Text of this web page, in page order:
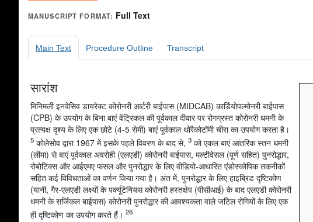
MANUSCRIPT FORMAT: Full Text
Main Text Procedure Outline Transcript
सारांश
मिनिमली इनवेसिव डायरेक्ट कोरोनरी आर्टरी बाईपास (MIDCAB) कार्डियोपल्मोनरी बाईपास
(CPB) के उपयोग के बिना बाएं वेंट्रिकल की पूर्वकाल दीवार पर रोगग्रस्त कोरोनरी धमनी के
प्रत्यक्ष दृश्य के लिए एक छोटे (4-5 सेमी) बाएं पूर्वकाल थोरैकोटॉमी चीरा का उपयोग करता है।
5 कोलेसोव द्वारा 1967 में इसके पहले विवरण के बाद से, 3 को एकल बाएं आंतरिक स्तन धमनी
(लीमा) से बाएं पूर्वकाल अवरोही (एलएडी) कोरोनरी बाईपास, मल्टीवेसल (पूर्ण सहित) पुनरोद्धार,
रोबोटिक्स और आईएमए फसल और पुनरोद्धार के लिए वीडियो-आधारित एंडोस्कोपिक तकनीकों
सहित कई विविधताओं का वर्णन किया गया है। अंत में, पुनरोद्धार के लिए हाइब्रिड दृष्टिकोण
(यानी, गैर-एलएडी लक्ष्यों के पर्क्यूटेनियस कोरोनरी हस्तक्षेप (पीसीआई) के बाद एलएडी कोरोनरी
धमनी के सर्जिकल बाईपास) कोरोनरी पुनरोद्धार की आवश्यकता वाले जटिल रोगियों के लिए एक
ही दृष्टिकोण का उपयोग करते हैं। 26